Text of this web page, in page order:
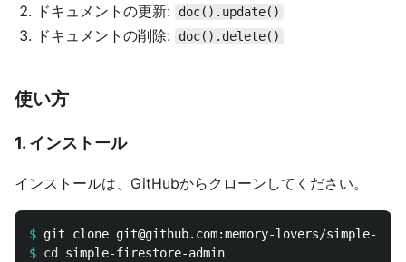
ドキュメントの更新: doc().update()
ドキュメントの削除: doc().delete()
使い方
1. インストール
インストールは、GitHubからクローンしてください。
$
$ cd